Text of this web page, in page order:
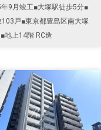
9月竣工■大塚駅徒歩5分■
103戸■東京都豊島区南大塚
地上14階 RC造